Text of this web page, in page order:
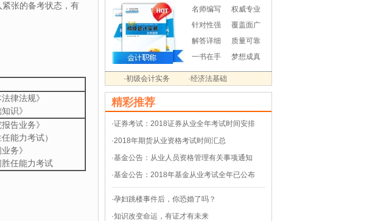
张的备考状态，有
律法规》
识》
告业务》
能力考试）
务》
任能力考试
名师编写
权威专业
针对性强
覆盖面广
解答详细
质量可靠
一书在手
梦想成真
·初级会计实务 ·经济法基础
精彩推荐
·证券考试：2018证券从业全年考试时间安排
·2018年期货从业资格考试时间汇总
·基金公告：从业人员资格管理有关事项通知
·基金公告：2018年基金从业考试全年已公布
·孕妇跳楼事件后，你恐婚了吗？
·知识改变命运，有证才有未来